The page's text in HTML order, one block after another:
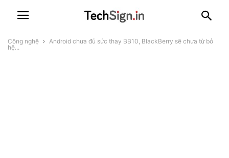
Công nghệ
Android chưa đủ sức thay BB10, BlackBerry sẽ chưa từ bỏ
hệ...